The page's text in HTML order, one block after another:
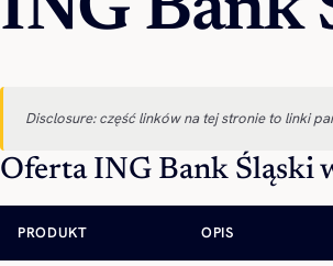
Disclosure: część linków na tej stronie to linki
Oferta ING Bank Śląski
PRODUKT OPIS